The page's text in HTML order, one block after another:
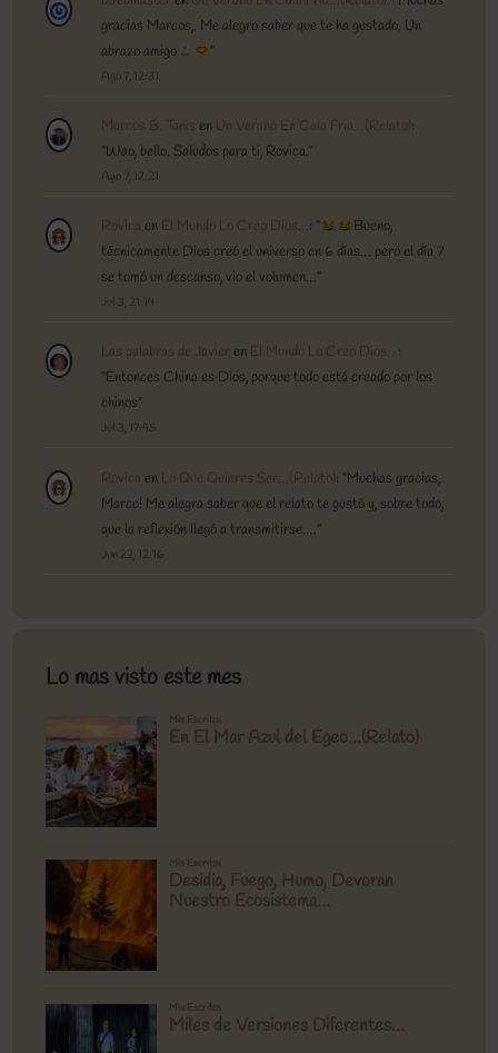
gracias Marcos,. Me alegro saber que te ha gustado. Un
abrazo amigo
”
Ago 7, 12:31
Marcos B. Tanis en Un Verano En Cala Fria…(Relato) :
“Wao, bello. Saludos para ti, Rovica.”
Ago 7, 12:21
Rovica en El Mundo Lo Creo Dios… : “
Bueno,
técnicamente Dios creó el universo en 6 días… pero el día 7
se tomó un descanso, vio el volumen…”
Jul 3, 21:14
Las palabras de Javier en El Mundo Lo Creo Dios… :
“Entonces China es Dios, porque todo está creado por los
chinos”
Jul 3, 17:45
Rovica en Lo Que Quieres Ser…(Relato) : “Muchas gracias,
Marco! Me alegra saber que el relato te gustó y, sobre todo,
que la reflexión llegó a transmitirse.…”
Jun 22, 12:16
Lo mas visto este mes